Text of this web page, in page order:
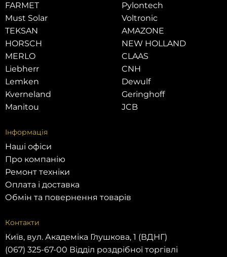
FARMET
Must Solar
TEKSAN
HORSCH
MERLO
Liebherr
Lemken
Kverneland
Manitou
Pylontech
Voltronic
AMAZONE
NEW HOLLAND
CLAAS
CNH
Dewulf
Geringhoff
JCB
Інформація
Наші офіси
Про компанію
Ремонт техніки
Оплата і доставка
Обмін та повернення товарів
Контакти
Київ, вул. Академіка Глушкова, 1 (ВДНГ)
(067) 325-67-00 Відділ роздрібної торгівлі